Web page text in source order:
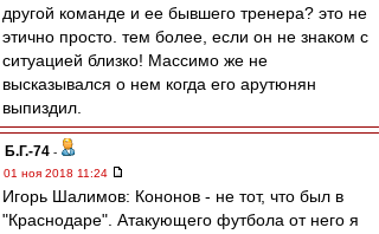
другой команде и ее бывшего тренера? это не
этично просто. тем более, если он не знаком с
ситуацией близко! Массимо же не
высказывался о нем когда его арутюнян
выпиздил.
Б.Г.-74 -
01 ноя 2018 11:24
Игорь Шалимов: Кононов - не тот, что был в
"Краснодаре". Атакующего футбола от него я